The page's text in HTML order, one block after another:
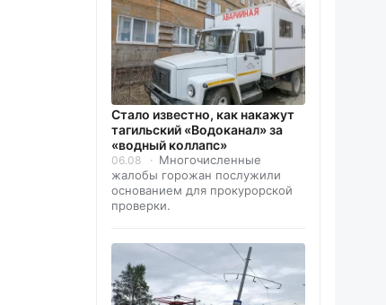
Стало известно, как накажут
тагильский «Водоканал» за
«водный коллапс»
06.08
Многочисленные
жалобы горожан послужили
основанием для прокурорской
проверки.